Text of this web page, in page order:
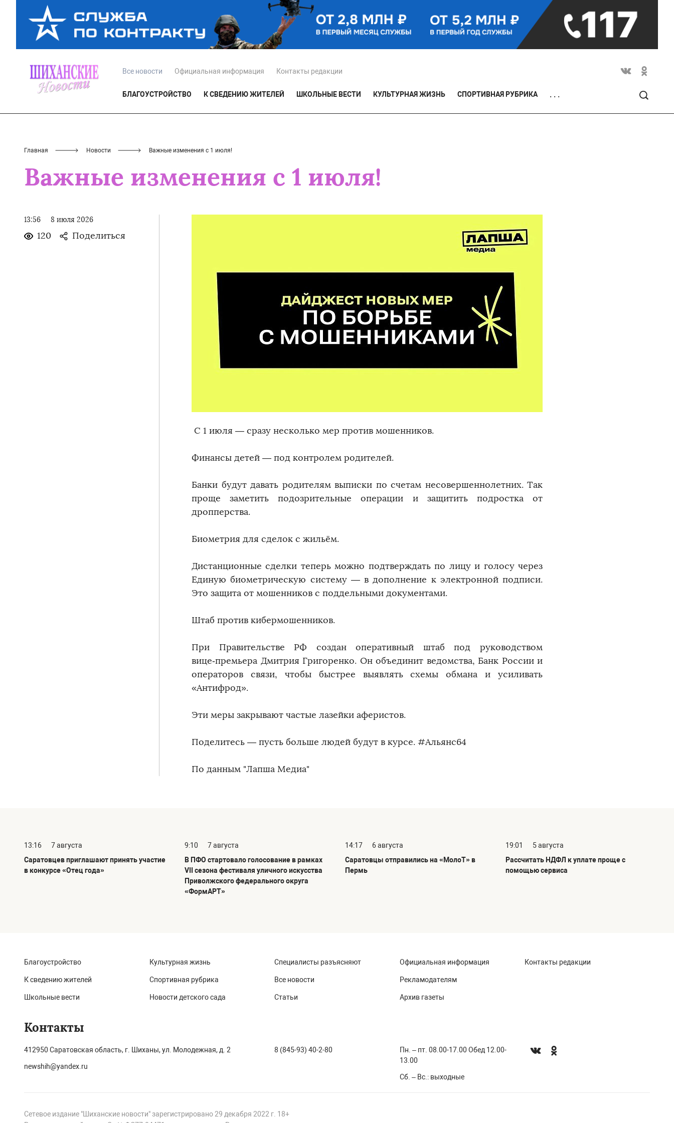
Все новости Официальная информация Контакты редакции
БЛАГОУСТРОЙСТВО К СВЕДЕНИЮ ЖИТЕЛЕЙ ШКОЛЬНЫЕ ВЕСТИ КУЛЬТУРНАЯ ЖИЗНЬ СПОРТИВНАЯ РУБРИКА . . .
Главная Новости ️Важные изменения с 1 июля!
️Важные изменения с 1 июля!
13:56 8 июля 2026
120 Поделиться
️ С 1 июля — сразу несколько мер против мошенников.
Финансы детей — под контролем родителей.
Банки будут давать родителям выписки по счетам несовершеннолетних. Так
проще заметить подозрительные операции и защитить подростка от
дропперства.
Биометрия для сделок с жильём.
Дистанционные сделки теперь можно подтверждать по лицу и голосу через
Единую биометрическую систему — в дополнение к электронной подписи.
Это защита от мошенников с поддельными документами.
Штаб против кибермошенников.
При Правительстве РФ создан оперативный штаб под руководством
вице‑премьера Дмитрия Григоренко. Он объединит ведомства, Банк России и
операторов связи, чтобы быстрее выявлять схемы обмана и усиливать
«Антифрод».
Эти меры закрывают частые лазейки аферистов.
Поделитесь — пусть больше людей будут в курсе. #Альянс64
По данным "Лапша Медиа"
13:16
7 августа
Саратовцев приглашают принять участие
в конкурсе «Отец года»
9:10
7 августа
В ПФО стартовало голосование в рамках
VII сезона фестиваля уличного искусства
Приволжского федерального округа
«ФормАРТ»
14:17
6 августа
Саратовцы отправились на «МолоТ» в
Пермь
19:01
5 августа
Рассчитать НДФЛ к уплате проще с
помощью сервиса
Благоустройство
К сведению жителей
Школьные вести
Культурная жизнь
Спортивная рубрика
Новости детского сада
Специалисты разъясняют
Все новости
Статьи
Официальная информация
Рекламодателям
Архив газеты
Контакты редакции
Контакты
412950 Саратовская область, г. Шиханы, ул. Молодежная, д. 2
newshih@yandex.ru
8 (845-93) 40-2-80
Пн. – пт. 08.00-17.00 Обед 12.00-
13.00
Сб. – Вс.: выходные
Сетевое издание "Шиханские новости" зарегистрировано 29 декабря 2022 г. 18+